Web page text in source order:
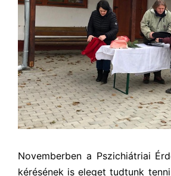
Novemberben a Pszichiátriai
kérésének is eleget tudtunk